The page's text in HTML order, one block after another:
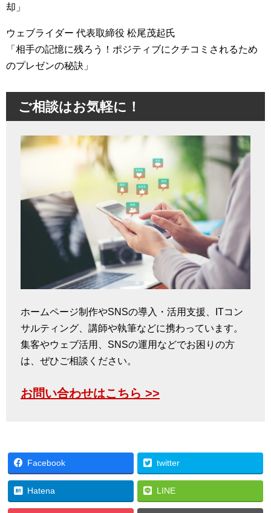
却」
ウェブライダー 代表取締役 松尾茂起氏
「相手の記憶に残ろう！ポジティブにクチコミされるため
のプレゼンの秘訣」
ご相談はお気軽に！
ホームページ制作やSNSの導入・活用支援、ITコン
サルティング、講師や執筆などに携わっています。
集客やウェブ活用、SNSの運用などでお困りの方
は、ぜひご相談ください。
お問い合わせはこちら >>
Facebook twitter
Hatena LINE